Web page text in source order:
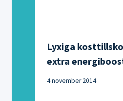
Lyxiga
extra
4 november 2014